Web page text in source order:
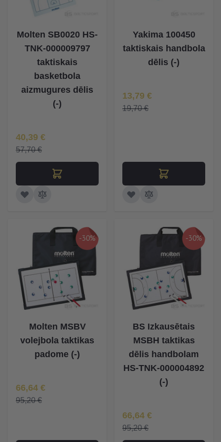
Molten SB0020 HS-
TNK-000009797
taktiskais
basketbola
aizmugures dēlis
(-)
Īpaša Cena
40,39 €
57,70 €
Yakima 100450
taktiskais handbola
dēlis (-)
Īpaša Cena
13,79 €
19,70 €
-30%
Molten MSBV
volejbola taktikas
padome (-)
Īpaša Cena
66,64 €
95,20 €
-30%
BS Izkausētais
MSBH taktikas
dēlis handbolam
HS-TNK-000004892
(-)
Īpaša Cena
66,64 €
95,20 €